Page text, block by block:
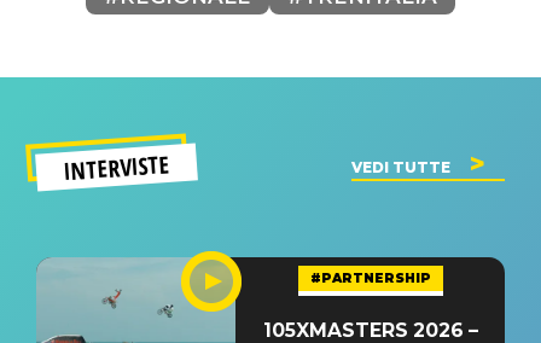
INTERVISTE VEDI TUTTE
#PARTNERSHIP
105XMASTERS 2026 –